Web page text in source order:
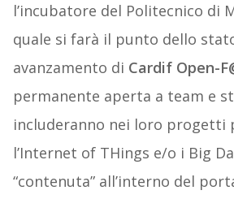
l’incubatore del Politecnico di
quale si farà il punto dello
avanzamento di Cardif Open-
permanente aperta a team e
includeranno nei loro progetti
l’Internet of THings e/o i Big
“contenuta” all’interno del